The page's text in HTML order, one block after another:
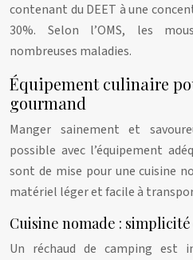
contenant du DEET à une
30%. Selon l’OMS, les
nombreuses maladies.
Équipement culinaire
gourmand
Manger sainement et
possible avec l’équipement
sont de mise pour une cuisine
matériel léger et facile à
Cuisine nomade :
Un réchaud de camping est